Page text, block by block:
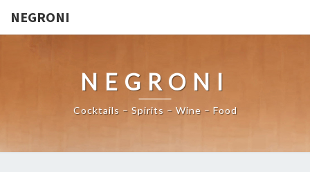
NEGRONI
NEGRONI
Cocktails – Spirits – Wine – Food